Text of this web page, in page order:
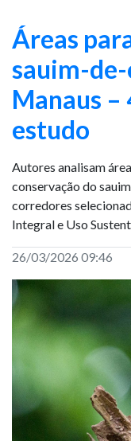
Áreas
sauim-
Manaus –
estudo
Autores analisam
conservação do
corredores
Integral e Uso
26/03/2026 09:46